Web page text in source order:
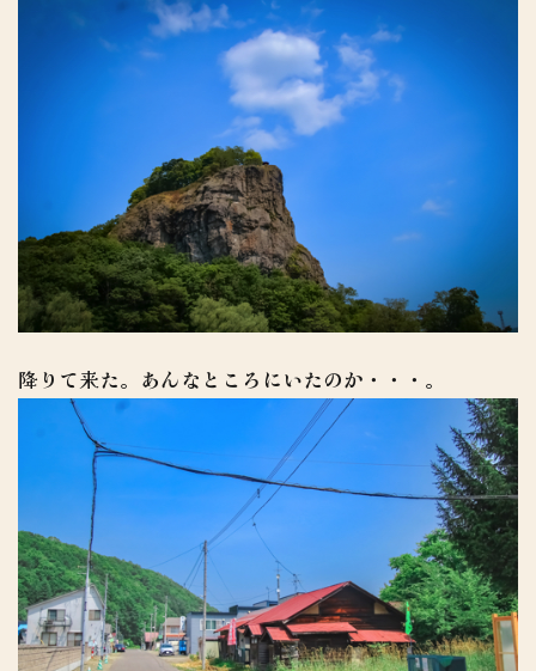
降りて来た。あんなところにいたのか・・・。